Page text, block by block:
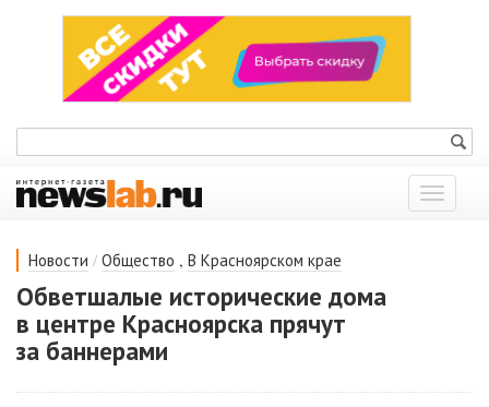
Показать
меню
Новости / Общество , В Красноярском крае
Обветшалые исторические дома
в центре Красноярска прячут
за баннерами